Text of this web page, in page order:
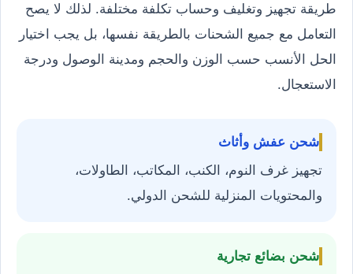
طريقة تجهيز وتغليف وحساب تكلفة مختلفة. لذلك لا يصح
التعامل مع جميع الشحنات بالطريقة نفسها، بل يجب اختيار
الحل الأنسب حسب الوزن والحجم ومدينة الوصول ودرجة
الاستعجال.
شحن عفش وأثاث
تجهيز غرف النوم، الكنب، المكاتب، الطاولات،
والمحتويات المنزلية للشحن الدولي.
شحن بضائع تجارية